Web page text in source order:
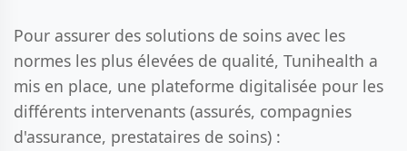
Pour assurer des solutions de soins avec les
normes les plus élevées de qualité, Tunihealth a
mis en place, une plateforme digitalisée pour les
différents intervenants (assurés, compagnies
d'assurance, prestataires de soins) :